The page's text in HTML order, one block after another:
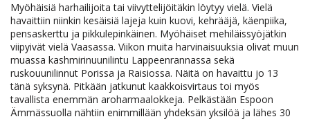
Myöhäisiä harhailijoita tai viivyttelijöitäkin löytyy vielä. Vielä
havaittiin niinkin kesäisiä lajeja kuin kuovi, kehrääjä, käenpiika,
pensaskerttu ja pikkulepinkäinen. Myöhäiset mehiläissyöjätkin
viipyivät vielä Vaasassa. Viikon muita harvinaisuuksia olivat muun
muassa kashmirinuunilintu Lappeenrannassa sekä
ruskouunilinnut Porissa ja Raisiossa. Näitä on havaittu jo 13
tänä syksynä. Pitkään jatkunut kaakkoisvirtaus toi myös
tavallista enemmän aroharmaalokkeja. Pelkästään Espoon
Ämmässuolla nähtiin enimmillään yhdeksän yksilöä ja lähes 30